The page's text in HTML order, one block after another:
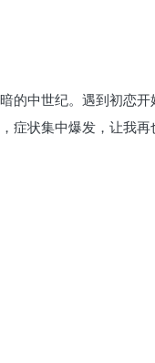
中世纪。遇到初恋开
症状集中爆发，让我